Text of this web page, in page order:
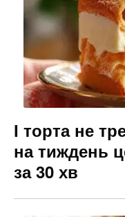
І торта не
на тиждень
за 30 хв